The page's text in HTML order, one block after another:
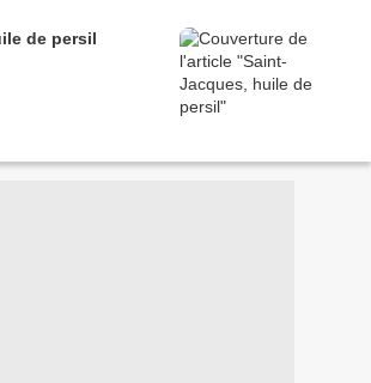
de persil